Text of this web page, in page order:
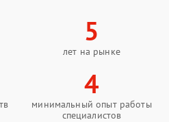
5
лет на рынке
4
минимальный опыт работы
специалистов